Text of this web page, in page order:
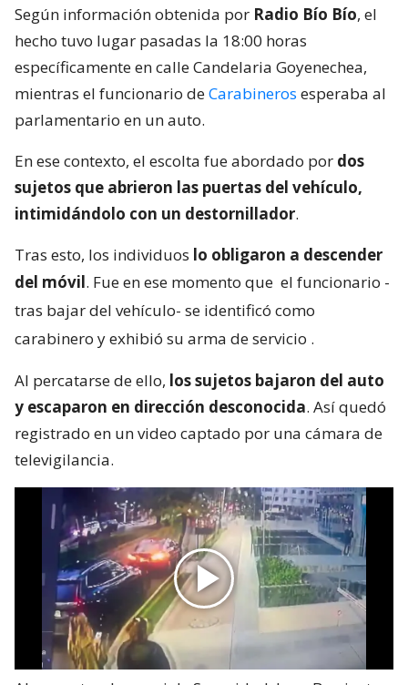
Según información obtenida por Radio Bío Bío, el
hecho tuvo lugar pasadas la 18:00 horas
específicamente en calle Candelaria Goyenechea,
mientras el funcionario deCarabineros esperaba al
parlamentario en un auto.
En ese contexto, el escolta fue abordado por dos
sujetos que abrieron las puertas del vehículo,
intimidándolo con un destornillador.
Tras esto, los individuos lo obligaron a descender
del móvil. Fue en ese momento que el funcionario -
tras bajar del vehículo- se identificó como
carabinero y exhibió su arma de servicio .
Al percatarse de ello, los sujetos bajaron del auto
y escaparon en dirección desconocida. Así quedó
registrado en un video captado por una cámara de
televigilancia.